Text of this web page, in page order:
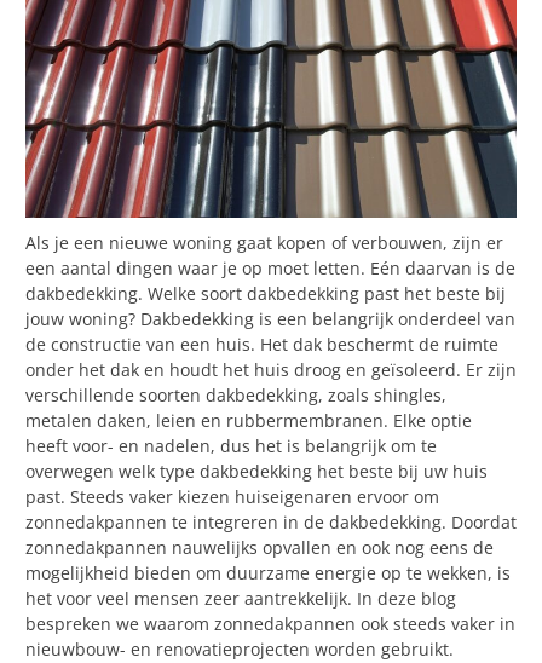
Als je een nieuwe woning gaat kopen of verbouwen, zijn er
een aantal dingen waar je op moet letten. Eén daarvan is de
dakbedekking. Welke soort dakbedekking past het beste bij
jouw woning? Dakbedekking is een belangrijk onderdeel van
de constructie van een huis. Het dak beschermt de ruimte
onder het dak en houdt het huis droog en geïsoleerd. Er zijn
verschillende soorten dakbedekking, zoals shingles,
metalen daken, leien en rubbermembranen. Elke optie
heeft voor- en nadelen, dus het is belangrijk om te
overwegen welk type dakbedekking het beste bij uw huis
past. Steeds vaker kiezen huiseigenaren ervoor om
zonnedakpannen te integreren in de dakbedekking. Doordat
zonnedakpannen nauwelijks opvallen en ook nog eens de
mogelijkheid bieden om duurzame energie op te wekken, is
het voor veel mensen zeer aantrekkelijk. In deze blog
bespreken we waarom zonnedakpannen ook steeds vaker in
nieuwbouw- en renovatieprojecten worden gebruikt.